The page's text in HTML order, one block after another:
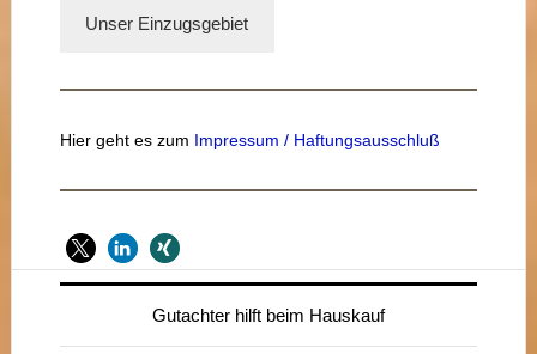
Unser Einzugsgebiet
Hier geht es zum Impressum / Haftungsausschluß
Seitenspalte
Gutachter hilft beim Hauskauf